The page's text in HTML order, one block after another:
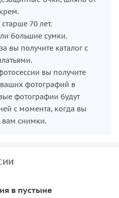
70 лет.
большие сумки.
вы получите каталог с
вы получите
фотографий в
фотографии будут
с момента, когда вы
вам снимки.
в пустыне